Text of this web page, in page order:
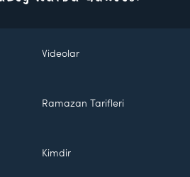
Videolar
Ramazan Tarifleri
Kimdir